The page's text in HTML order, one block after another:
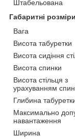
Штабельована
Габаритні розміри
Вага
Висота табуретки
Висота сидіння
Висота спинки
Висота стільця з
урахуванням
Глибина
Максимально
навантаження
Ширина